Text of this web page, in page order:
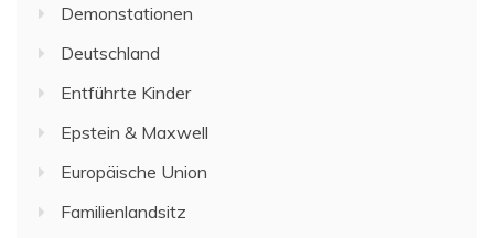
Demonstationen
Deutschland
Entführte Kinder
Epstein & Maxwell
Europäische Union
Familienlandsitz